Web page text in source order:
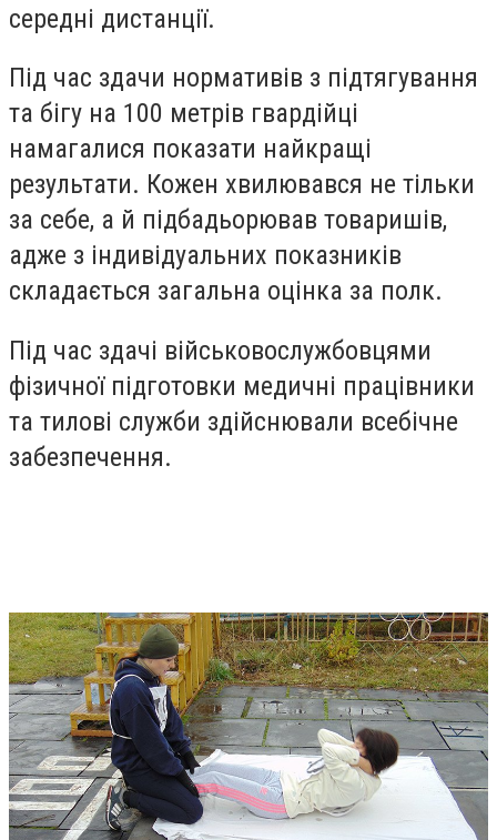
середні дистанції.
Під час здачи нормативів з підтягування
та бігу на 100 метрів гвардійці
намагалися показати найкращі
результати. Кожен хвилювався не тільки
за себе, а й підбадьорював товаришів,
адже з індивідуальних показників
складається загальна оцінка за полк.
Під час здачі військовослужбовцями
фізичної підготовки медичні працівники
та тилові служби здійснювали всебічне
забезпечення.